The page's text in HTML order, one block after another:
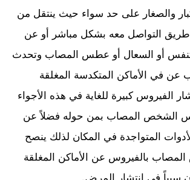
والصغار على حد سواء حيث ينتقل من
التواصل معه بشكل مباشر أو عن
أو السعال أو عطس المصاب وتحدث
عن في الأماكن المتكدسة المغلقة
الفيروس كبيرة للغاية في هذه الأجواء
الشخص المصاب بمن حوله فضلاً عن
المتواجدة في المكان لذلك ينصح
بالفيروس عن الأماكن المغلقة